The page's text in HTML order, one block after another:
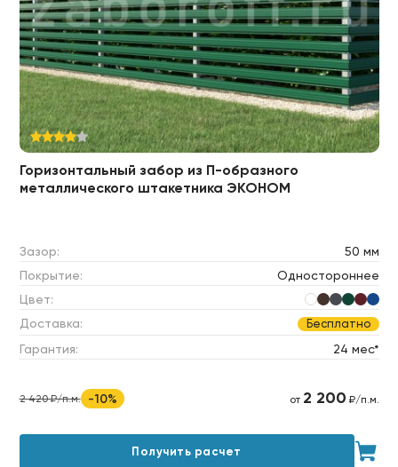
Горизонтальный забор из П-образного
металлического штакетника ЭКОНОМ
Зазор:
50 мм
Покрытие:
Одностороннее
Цвет:
Доставка:
Бесплатно
Гарантия: 24 мес*
2 420 ₽/п.м. -10% от 2 200 ₽/п.м.
Получить расчет